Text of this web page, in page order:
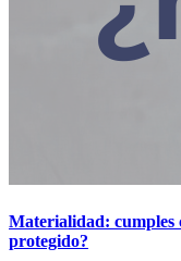
Materialidad: cumples
protegido?